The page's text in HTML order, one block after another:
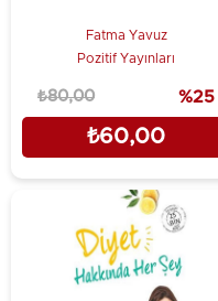
Fatma Yavuz
Pozitif Yayınları
₺60,00
₺80,00 %25